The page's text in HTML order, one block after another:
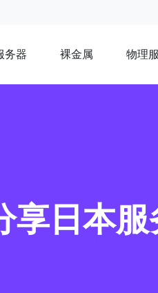
务器 裸金属 物理
享日本